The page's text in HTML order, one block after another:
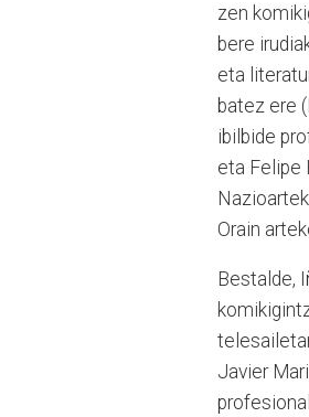
zen
bere
eta
batez ere
ibilbide
eta Felipe
Orain
Bestalde,
Javier